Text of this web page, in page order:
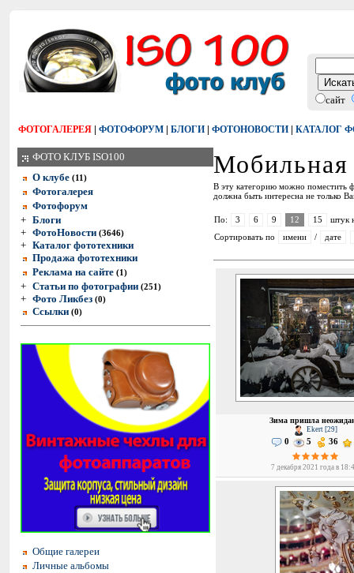
сайт
ФОТОГАЛЕРЕЯ | ФОТОФОРУМ | БЛОГИ | ФОТОНОВОСТИ | КАТАЛОГ
ФОТО КЛУБ ISO100
О клубе (11)
Фотогалерея
Фотофорум
+ Блоги
+ ФотоНовости (3646)
+ Каталог фототехники
Продажа фототехники
Реклама на сайте (1)
+ Статьи по фотографии (251)
+ Фото Ликбез (0)
Ссылки (0)
Общие галереи
Личные альбомы
В эту категорию можно поместить
должна быть интересна не только
По: 3 6 9 12 15
штук
Сортировать по
имени / дате
Зима пришла
Ekert [29]
0 5 36
7 декабря 2021 года в